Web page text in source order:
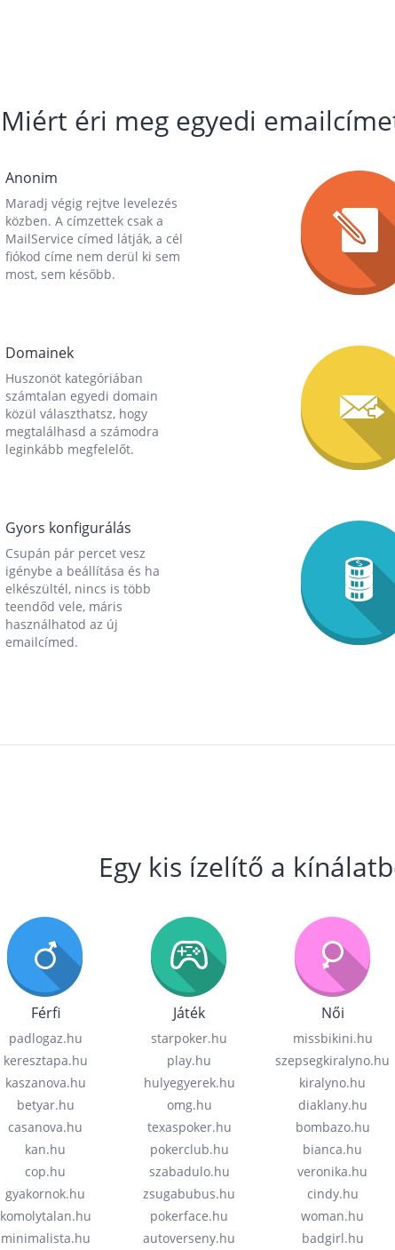
Miért éri meg egyedi
Anonim
Maradj végig rejtve levelezés
közben. A címzettek csak a
MailService címed látják, a cél
fiókod címe nem derül ki sem
most, sem később.
Domainek
Huszonöt kategóriában
számtalan egyedi domain
közül választhatsz, hogy
megtalálhasd a számodra
leginkább megfelelőt.
Gyors konfigurálás
Csupán pár percet vesz
igénybe a beállítása és ha
elkészültél, nincs is több
teendőd vele, máris
használhatod az új
emailcímed.
Egy kis ízelítő a
Férfi
padlogaz.hu
keresztapa.hu
kaszanova.hu
betyar.hu
casanova.hu
kan.hu
cop.hu
gyakornok.hu
komolytalan.hu
minimalista.hu
Játék
starpoker.hu
play.hu
hulyegyerek.hu
omg.hu
texaspoker.hu
pokerclub.hu
szabadulo.hu
zsugabubus.hu
pokerface.hu
autoverseny.hu
Női
missbikini.hu
szepsegkiralyno.hu
kiralyno.hu
diaklany.hu
bombazo.hu
bianca.hu
veronika.hu
cindy.hu
woman.hu
badgirl.hu